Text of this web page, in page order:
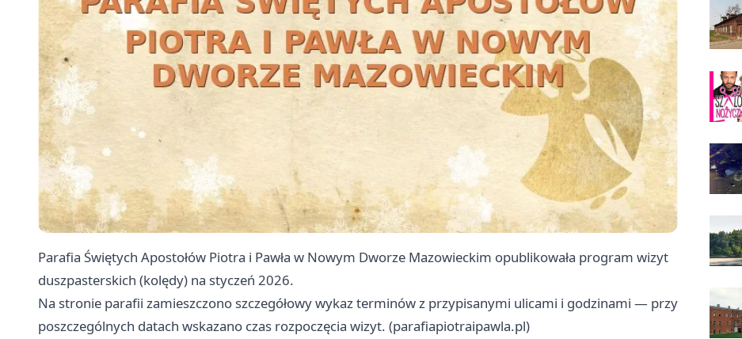
Parafia Świętych Apostołów Piotra i Pawła w Nowym Dworze Mazowieckim opublikowała program wizyt
duszpasterskich (kolędy) na styczeń 2026.
Na stronie parafii zamieszczono szczegółowy wykaz terminów z przypisanymi ulicami i godzinami — przy
poszczególnych datach wskazano czas rozpoczęcia wizyt. (parafiapiotraipawla.pl)